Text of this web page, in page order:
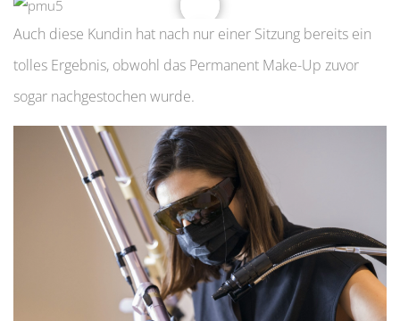
Auch diese Kundin hat nach nur einer Sitzung bereits ein
tolles Ergebnis, obwohl das Permanent Make-Up zuvor
sogar nachgestochen wurde.